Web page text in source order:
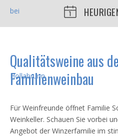
Qualitätsweine aus
Familienweinbau
Für Weinfreunde öffnet Familie
Weinkeller. Schauen Sie vorbei
Angebot der Winzerfamilie im